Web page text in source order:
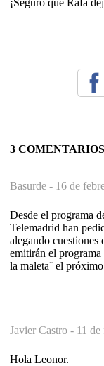
3 COMENTARIOS
Basurde - 16 de
Desde el programa
Telemadrid han
alegando
emitirán el programa
la maleta¨ el
Javier Castro - 11
Hola Leonor.